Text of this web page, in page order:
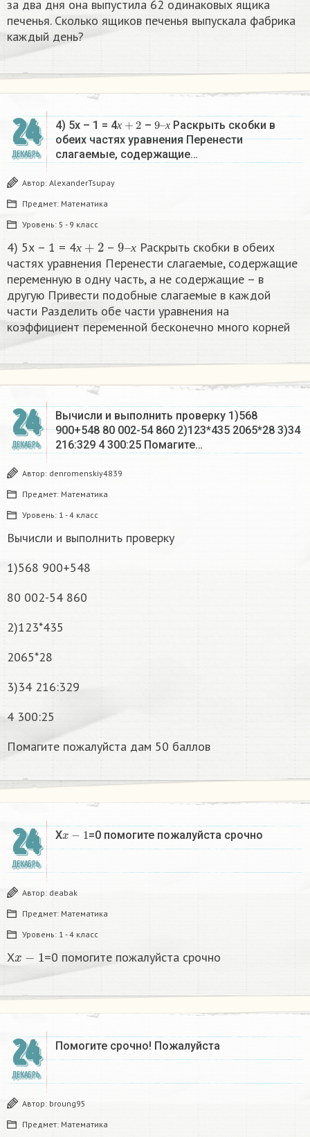
за два дня она выпустила 62 одинаковых ящика
печенья. Сколько ящиков печенья выпускала фабрика
каждый день?
24
ДЕКАБРЬ
4) 5х – 1 = 4х
х+2 – х
9–
х
Раскрыть скобки в
обеих частях уравнения Перенести
слагаемые, содержащие…
Автор: AlexanderTsupay
Предмет: Математика
Уровень: 5 - 9 класс
4) 5х – 1 = 4х – х
9
х
Раскрыть скобки в обеих
частях уравнения Перенести слагаемые, содержащие
переменную в одну часть, а не содержащие – в
другую Привести подобные слагаемые в каждой
части Разделить обе части уравнения на
коэффициент переменной бесконечно много корней​
24
ДЕКАБРЬ
Вычисли и выполнить проверку 1)568
900+548 80 002-54 860 2)123*435 2065*28 3)34
216:329 4 300:25 Помагите…
Автор: denromenskiy4839
Предмет: Математика
Уровень: 1 - 4 класс
Вычисли и выполнить проверку
1)568 900+548
80 002-54 860
2)123*435
2065*28
3)34 216:329
4 300:25
Помагите пожалуйста дам 50 баллов
24
ДЕКАБРЬ
Xx−1 =0 помогите пожалуйста срочно
Автор: deabak
Предмет: Математика
Уровень: 1 - 4 класс
X =0 помогите пожалуйста срочно
24
ДЕКАБРЬ
Помогите срочно! Пожалуйста
Автор: broung95
Предмет: Математика